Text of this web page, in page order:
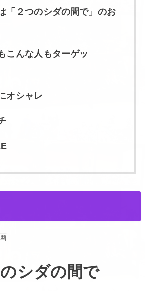
「２つのシダの間で」のお
こんな人もターゲッ
オシャレ
シダの間で